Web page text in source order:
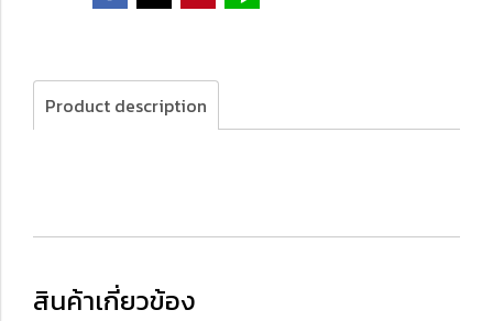
Product description
สินค้าเกี่ยวข้อง